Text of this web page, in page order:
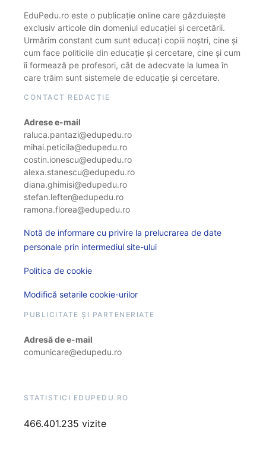
EduPedu.ro este o publicație online care găzduiește
exclusiv articole din domeniul educației și cercetării.
Urmărim constant cum sunt educați copiii noștri, cine și
cum face politicile din educație și cercetare, cine și cum
îi formează pe profesori, cât de adecvate la lumea în
care trăim sunt sistemele de educație și cercetare.
CONTACT REDACȚIE
Adrese e-mail
raluca.pantazi@edupedu.ro
mihai.peticila@edupedu.ro
costin.ionescu@edupedu.ro
alexa.stanescu@edupedu.ro
diana.ghimisi@edupedu.ro
stefan.lefter@edupedu.ro
ramona.florea@edupedu.ro
Notă de informare cu privire la prelucrarea de date
personale prin intermediul site-ului
Politica de cookie
Modifică setarile cookie-urilor
PUBLICITATE ȘI PARTENERIATE
Adresă de e-mail
comunicare@edupedu.ro
STATISTICI EDUPEDU.RO
466.401.235 vizite